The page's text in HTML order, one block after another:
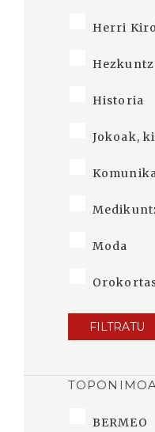
Herri
Historia
Jokoak,
Moda
FILTRATU
BERMEO